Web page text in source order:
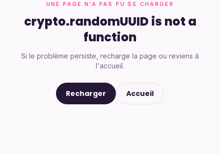
UNE PAGE N'A PAS PU SE CHARGER
crypto.randomUUID is not a
function
Si le problème persiste, recharge la page ou reviens à
l'accueil.
Recharger Accueil